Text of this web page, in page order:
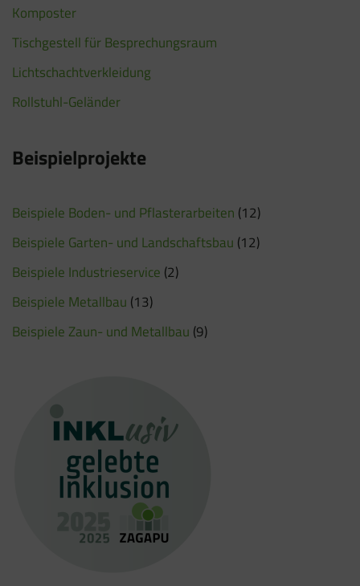
Komposter
Tischgestell für Besprechungsraum
Lichtschachtverkleidung
Rollstuhl-Geländer
Beispielprojekte
Beispiele Boden- und Pflasterarbeiten (12)
Beispiele Garten- und Landschaftsbau (12)
Beispiele Industrieservice (2)
Beispiele Metallbau (13)
Beispiele Zaun- und Metallbau (9)